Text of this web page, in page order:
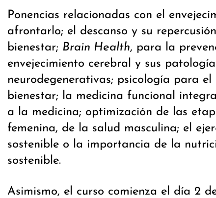
Ponencias relacionadas con el
afrontarlo; el descanso y su
bienestar; Brain Health, para la
envejecimiento cerebral y sus
neurodegenerativas; psicología para
bienestar; la medicina funcional
a la medicina; optimización de las
femenina, de la salud masculina; el
sostenible o la importancia de la
sostenible.
Asimismo, el curso comienza el día 2